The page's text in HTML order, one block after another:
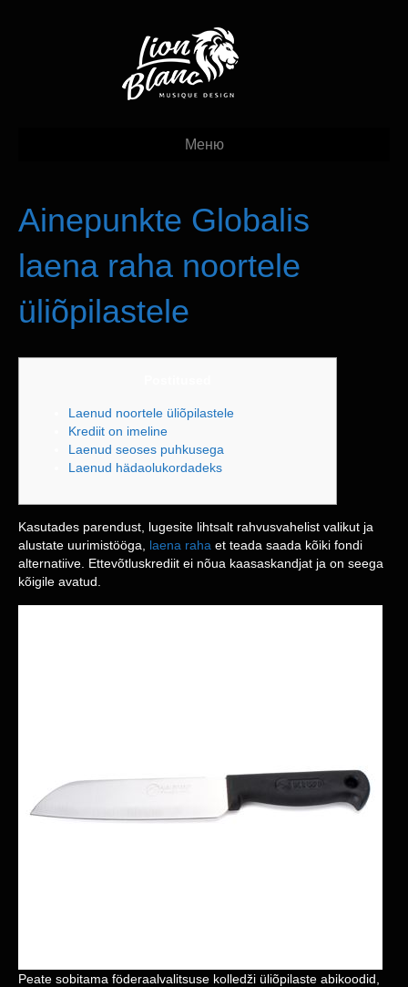
Меню
Ainepunkte Globalis
laena raha noortele
üliõpilastele
Laenud noortele üliõpilastele
Krediit on imeline
Laenud seoses puhkusega
Laenud hädaolukordadeks
Kasutades parendust, lugesite lihtsalt rahvusvahelist valikut ja
alustate uurimistööga, laena raha et teada saada kõiki fondi
alternatiive. Ettevõtluskrediit ei nõua kaasaskandjat ja on seega
kõigile avatud.
Peate sobitama föderaalvalitsuse kolledži üliõpilaste abikoodid,